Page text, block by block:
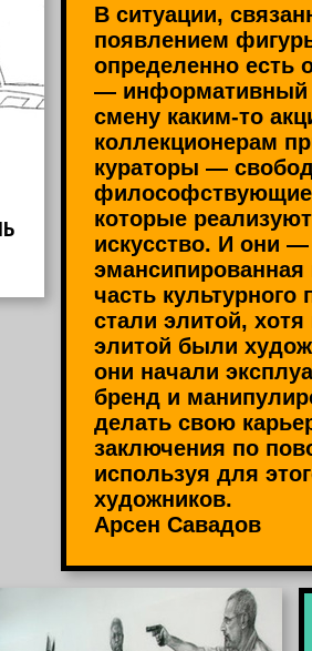
В ситуации,
появлением
определенно есть
— информативный
смену каким-то
коллекционерам
кураторы —
которые
искусство. И они —
эмансипированная
часть
стали элитой, хотя
элитой были
они начали
бренд и
делать свою
заключения по
используя для
художников.
Арсен Савадов